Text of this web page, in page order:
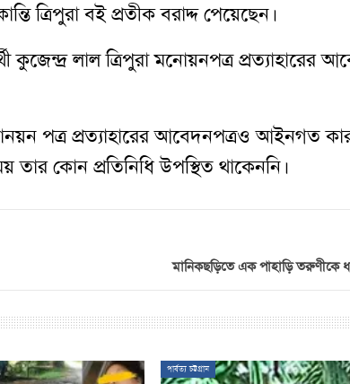
ত্রিপুরা বই প্রতীক বরাদ্দ পেয়েছেন।
কুজেন্দ্র লাল ত্রিপুরা মনোয়নপত্র প্রত্যাহারের
পত্র প্রত্যাহারের আবেদনপত্রও আইনগত
তার কোন প্রতিনিধি উপস্থিত থাকেননি।
মানিকছড়িতে এক পাহাড়ি তরুণীকে
পার্বত্য চট্টগ্রাম